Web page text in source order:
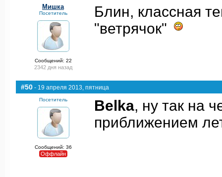
Мишка
Посетитель
Сообщений: 22
2342 дня назад
Блин, классная
"ветрячок"
#50 - 19 апреля 2013, пятница
Посетитель
Сообщений: 36
Оффлайн
Belka, ну так на
приближением